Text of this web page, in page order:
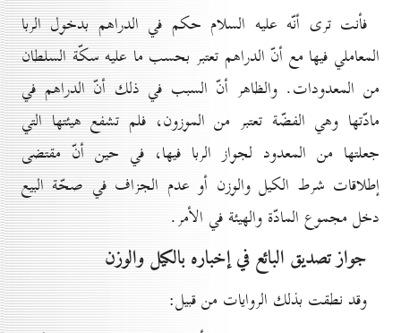
فأنت ترى أنّه عليه السلام حكم في الدراهم بدخول الربا
المعاملي فيها مع أنّ الدراهم تعتبر بحسب ما عليه سكّة السلطان
من المعدودات. والظاهر أنّ السبب في ذلك أنّ الدراهم في
مادّتها وهي الفضّة تعتبر من الموزون، فلم تشفع هيئتها التي
جعلتها من المعدود لجواز الربا فيها، في حين أنّ مقتضى
إطلاقات شرط الكيل والوزن أو عدم الجزاف في صحّة البيع
دخل مجموع المادّة والهيئة في الأمر.
جواز تصديق البائع في إخباره بالكيل والوزن
وقد نطقت بذلك الروايات من قبيل: